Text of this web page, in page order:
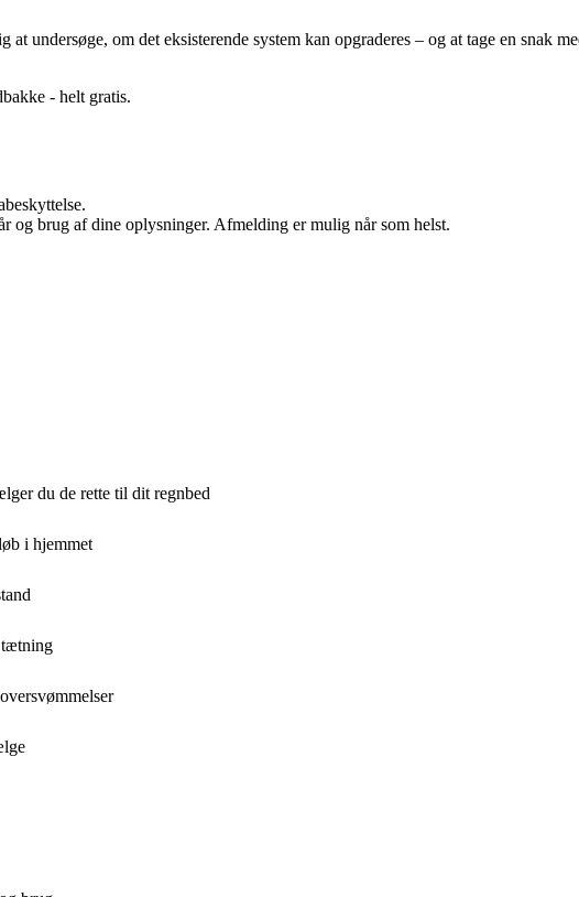
at undersøge, om det eksisterende system kan opgraderes – og at tage en snak
- helt gratis.
brug af dine oplysninger. Afmelding er mulig når som helst.
du de rette til dit regnbed
i hjemmet
tætning